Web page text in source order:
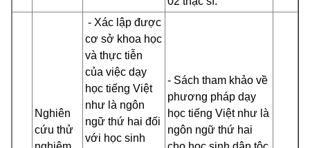
Nghiên
cứu thử
- Xác lập được
cơ sở khoa học
và thực tiễn
của việc dạy
học tiếng Việt
như là ngôn
ngữ thứ hai đối
với học sinh
- Sách tham khảo về
phương pháp dạy
học tiếng Việt như là
ngôn ngữ thứ hai